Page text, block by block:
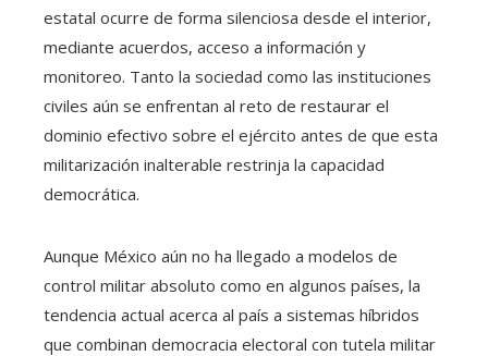
estatal ocurre de forma silenciosa desde el interior,
mediante acuerdos, acceso a información y
monitoreo. Tanto la sociedad como las instituciones
civiles aún se enfrentan al reto de restaurar el
dominio efectivo sobre el ejército antes de que esta
militarización inalterable restrinja la capacidad
democrática.
Aunque México aún no ha llegado a modelos de
control militar absoluto como en algunos países, la
tendencia actual acerca al país a sistemas híbridos
que combinan democracia electoral con tutela militar